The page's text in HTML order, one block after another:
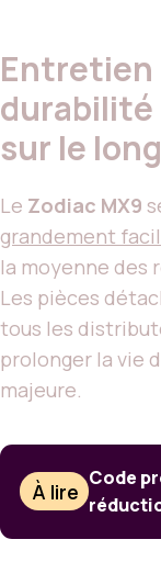
durabilité
sur le
Le Zodiac MX9
grandement
la moyenne des
Les pièces
tous les
prolonger la vie
majeure.
À lire
Code